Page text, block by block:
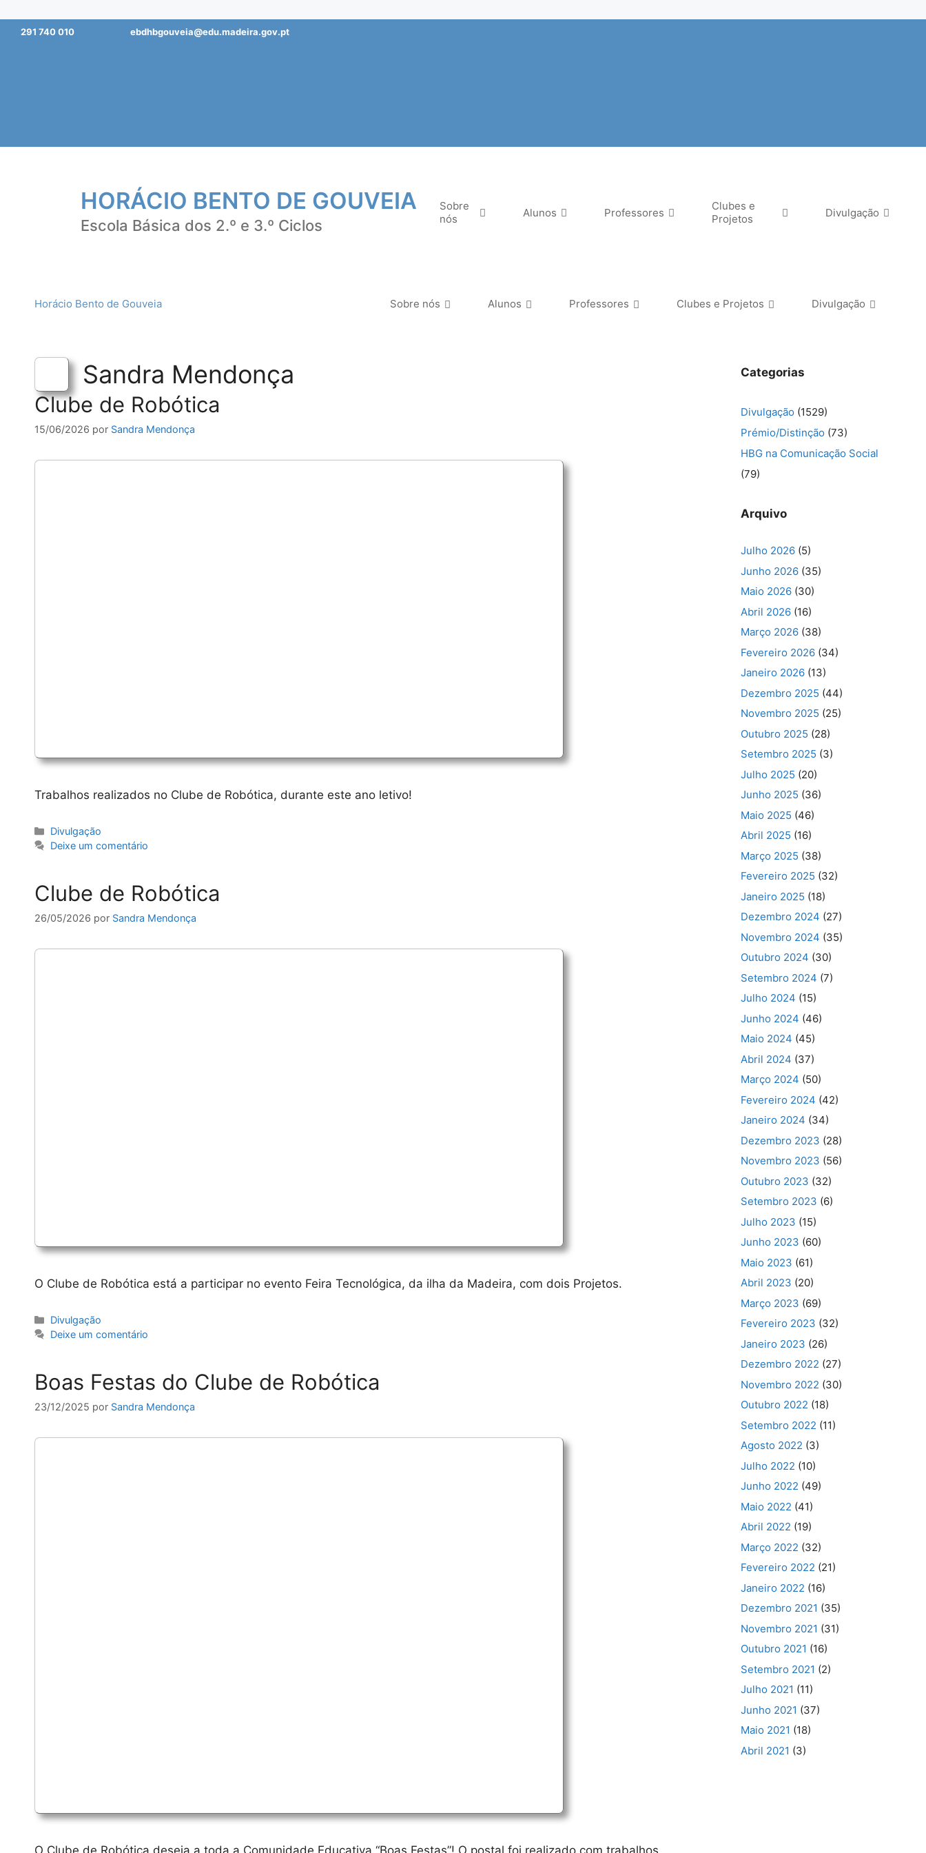
Saltar291 740 010 ebdhbgouveia@edu.madeira.gov.pt
HORÁCIO BENTO DE GOUVEIA
Escola Básica dos 2.º e 3.º Ciclos
Sobre
nós
Alunos Professores
Clubes e
Projetos
Divulgação
Horácio Bento de Gouveia Sobre nós Alunos Professores Clubes e Projetos Divulgação
Sandra Mendonça
Clube de Robótica
15/06/2026 por Sandra Mendonça
Trabalhos realizados no Clube de Robótica, durante este ano letivo!
Categorias
Divulgação
Deixe um comentário
Clube de Robótica
26/05/2026 por Sandra Mendonça
O Clube de Robótica está a participar no evento Feira Tecnológica, da ilha da Madeira, com dois Projetos.
Categorias
Divulgação
Deixe um comentário
Boas Festas do Clube de Robótica
23/12/2025 por Sandra Mendonça
O Clube de Robótica deseja a toda a Comunidade Educativa “Boas Festas”! O postal foi realizado com trabalhos
Categorias
Divulgação (1529)
Prémio/Distinção (73)
HBG na Comunicação Social
(79)
Arquivo
Julho 2026 (5)
Junho 2026 (35)
Maio 2026 (30)
Abril 2026 (16)
Março 2026 (38)
Fevereiro 2026 (34)
Janeiro 2026 (13)
Dezembro 2025 (44)
Novembro 2025 (25)
Outubro 2025 (28)
Setembro 2025 (3)
Julho 2025 (20)
Junho 2025 (36)
Maio 2025 (46)
Abril 2025 (16)
Março 2025 (38)
Fevereiro 2025 (32)
Janeiro 2025 (18)
Dezembro 2024 (27)
Novembro 2024 (35)
Outubro 2024 (30)
Setembro 2024 (7)
Julho 2024 (15)
Junho 2024 (46)
Maio 2024 (45)
Abril 2024 (37)
Março 2024 (50)
Fevereiro 2024 (42)
Janeiro 2024 (34)
Dezembro 2023 (28)
Novembro 2023 (56)
Outubro 2023 (32)
Setembro 2023 (6)
Julho 2023 (15)
Junho 2023 (60)
Maio 2023 (61)
Abril 2023 (20)
Março 2023 (69)
Fevereiro 2023 (32)
Janeiro 2023 (26)
Dezembro 2022 (27)
Novembro 2022 (30)
Outubro 2022 (18)
Setembro 2022 (11)
Agosto 2022 (3)
Julho 2022 (10)
Junho 2022 (49)
Maio 2022 (41)
Abril 2022 (19)
Março 2022 (32)
Fevereiro 2022 (21)
Janeiro 2022 (16)
Dezembro 2021 (35)
Novembro 2021 (31)
Outubro 2021 (16)
Setembro 2021 (2)
Julho 2021 (11)
Junho 2021 (37)
Maio 2021 (18)
Abril 2021 (3)